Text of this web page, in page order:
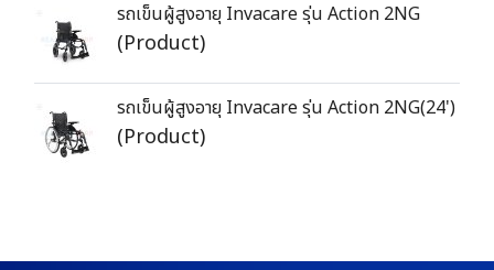
รถเข็นผู้สูงอายุ Invacare รุ่น Action 2NG
(Product)
รถเข็นผู้สูงอายุ Invacare รุ่น Action 2NG(24')
(Product)